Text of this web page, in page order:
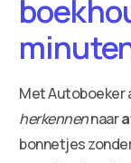
Met Autoboeker
herkennennaar
bonnetjes